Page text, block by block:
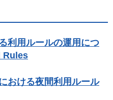
利用ルールの運用につ
Rules
おける夜間利用ルール